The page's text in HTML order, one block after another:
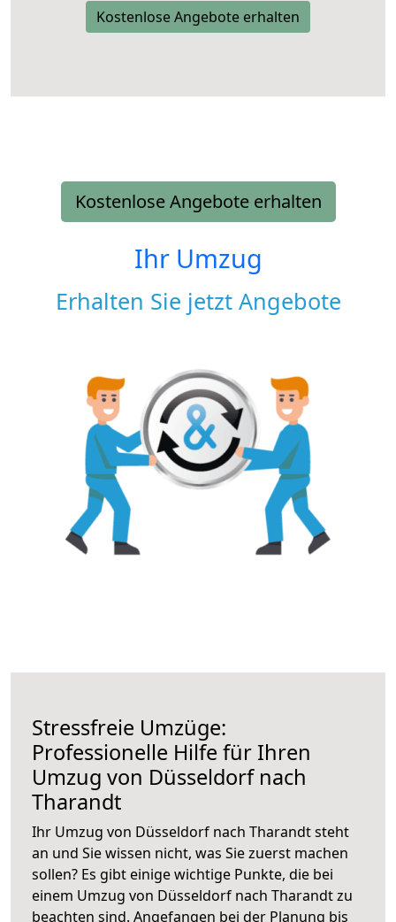
Kostenlose Angebote erhalten
Kostenlose Angebote erhalten
Ihr Umzug
Erhalten Sie jetzt Angebote
Stressfreie Umzüge:
Professionelle Hilfe für Ihren
Umzug von Düsseldorf nach
Tharandt
Ihr Umzug von Düsseldorf nach Tharandt steht
an und Sie wissen nicht, was Sie zuerst machen
sollen? Es gibt einige wichtige Punkte, die bei
einem Umzug von Düsseldorf nach Tharandt zu
beachten sind. Angefangen bei der Planung bis